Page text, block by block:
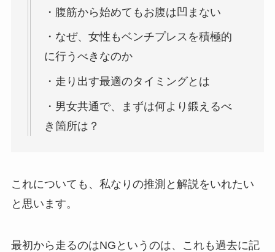
・腹筋から始めてもお腹は凹まない
・なぜ、女性もベンチプレスを積極的
に行うべきなのか
・走り出す最適のタイミングとは
・男女共通で、まずは何より鍛えるべ
き箇所は？
これについても、私なりの推測と解説をいれたい
と思います。
最初から走るのはNGというのは、これも過去に記